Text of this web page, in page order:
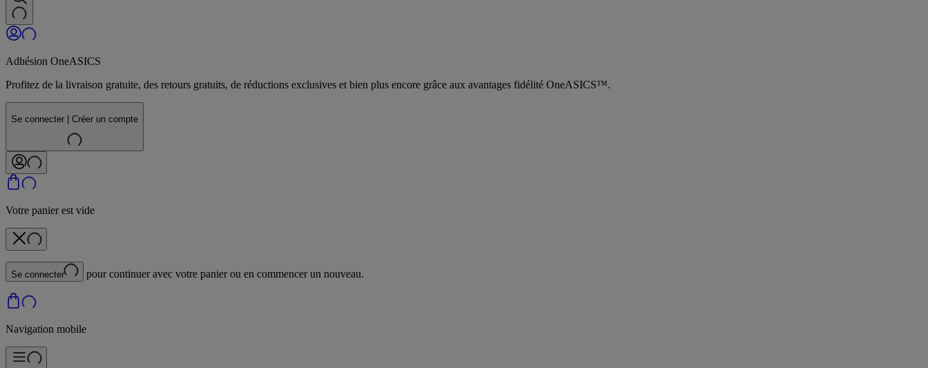
Adhésion OneASICS
Profitez de la livraison gratuite, des retours gratuits, de réductions exclusives et bien plus encore grâce aux avantages fidélité OneASICS™.
Se connecter | Créer un compte
Votre panier est vide
Se connecter pour continuer avec votre panier ou en commencer un nouveau.
Navigation mobile